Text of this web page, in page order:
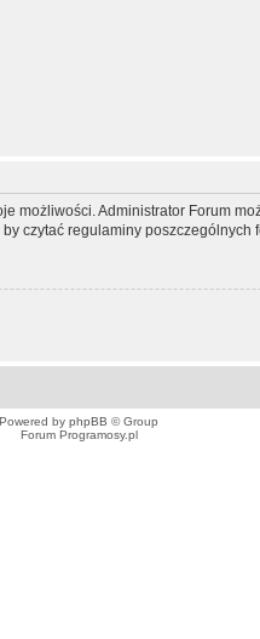
Administrator Forum
czytać regulaminy poszczególnych
Powered by phpBB © Group
Forum Programosy.pl